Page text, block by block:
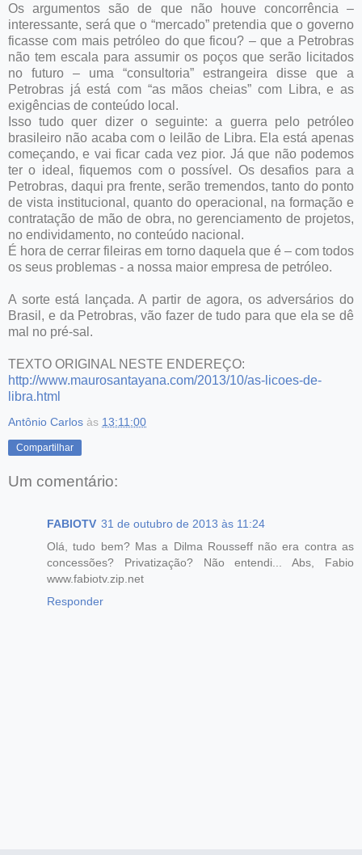
Os argumentos são de que não houve concorrência –
interessante, será que o “mercado” pretendia que o governo
ficasse com mais petróleo do que ficou? – que a Petrobras
não tem escala para assumir os poços que serão licitados
no futuro – uma “consultoria” estrangeira disse que a
Petrobras já está com “as mãos cheias” com Libra, e as
exigências de conteúdo local.
Isso tudo quer dizer o seguinte: a guerra pelo petróleo
brasileiro não acaba com o leilão de Libra. Ela está apenas
começando, e vai ficar cada vez pior. Já que não podemos
ter o ideal, fiquemos com o possível. Os desafios para a
Petrobras, daqui pra frente, serão tremendos, tanto do ponto
de vista institucional, quanto do operacional, na formação e
contratação de mão de obra, no gerenciamento de projetos,
no endividamento, no conteúdo nacional.
É hora de cerrar fileiras em torno daquela que é – com todos
os seus problemas - a nossa maior empresa de petróleo.
A sorte está lançada. A partir de agora, os adversários do
Brasil, e da Petrobras, vão fazer de tudo para que ela se dê
mal no pré-sal.
TEXTO ORIGINAL NESTE ENDEREÇO:
http://www.maurosantayana.com/2013/10/as-licoes-de-
libra.html
Antônio Carlos às 13:11:00
Compartilhar
Um comentário:
FABIOTV 31 de outubro de 2013 às 11:24
Olá, tudo bem? Mas a Dilma Rousseff não era contra as
concessões? Privatização? Não entendi... Abs, Fabio
www.fabiotv.zip.net
Responder